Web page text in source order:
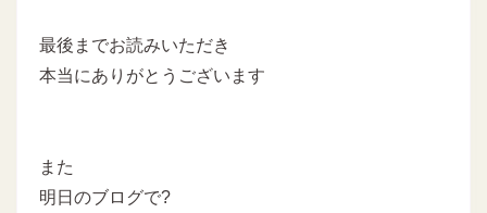
最後までお読みいただき
本当にありがとうございます
また
明日のブログで?